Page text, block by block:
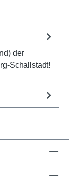
der
Schallstadt!